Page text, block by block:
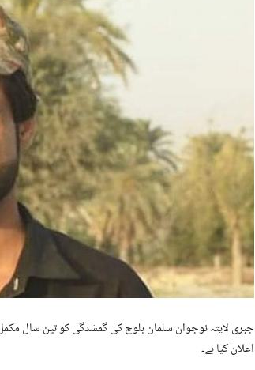
جبری لاپتہ نوجوان سلمان بلوچ کی گمشدگی کو تین سال
اعلان کیا ہے۔